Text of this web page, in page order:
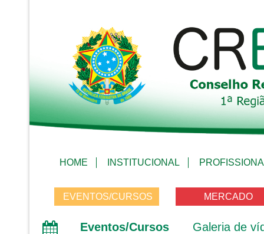
HOME INSTITUCIONAL
EVENTOS/CURSOS MERCADO
Eventos/Cursos Galeria de